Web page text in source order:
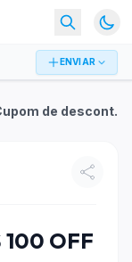
ENVIAR
Cupom de desconto R$ 100 OFF Kit Starlink MINI Internet via satélite no Kabum
100 OFF